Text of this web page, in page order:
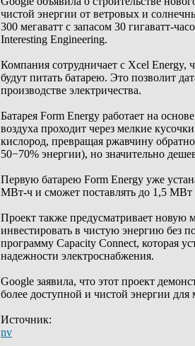
чистой энергии от ветровых и
300 мегаватт с запасом 30 гигаватт-
Interesting Engineering.
Компания сотрудничает с Xcel
будут питать батарею. Это позволит
производстве электричества.
Батарея Form Energy работает на
воздуха проходит через мелкие
кислород, превращая ржавчину
50−70% энергии), но значительно
Первую батарею Form Energy уже
МВт-ч и сможет поставлять до 1,5 МВт
Проект также предусматривает новую
инвестировать в чистую энергию без
программу Capacity Connect, которая
надежности электроснабжения.
Google заявила, что этот проект
более доступной и чистой энергии
Источник:
nv